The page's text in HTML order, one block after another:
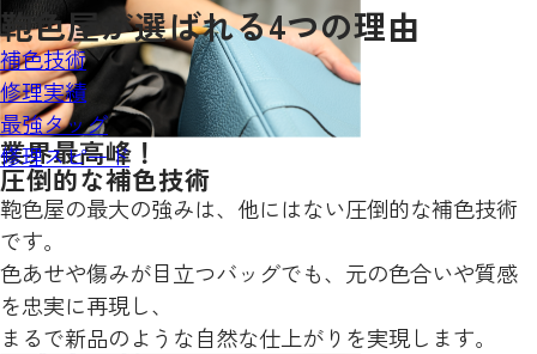
鞄色屋が選ばれる4つの理由
補色技術
修理実績
最強タッグ
修理スピード
業界最高峰！
圧倒的な補色技術
鞄色屋の最大の強みは、他にはない圧倒的な補色技術
です。
色あせや傷みが目立つバッグでも、元の色合いや質感
を忠実に再現し、
まるで新品のような自然な仕上がりを実現します。